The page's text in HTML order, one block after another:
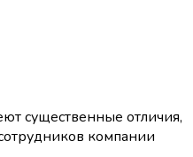
существенные отличия,
компании